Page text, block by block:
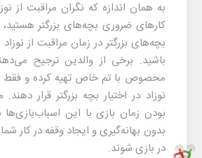
به همان اندازه که نگران مراقبت از
کارهای ضروری بچه‌های بزرگتر هستید،
بچه‌های بزرگتر در زمان مراقبت از نوزاد
باشید. برخی از والدین ترجیح
مخصوص با تم خاص تهیه کرده و فقط
نوزاد در اختیار بچه بزرگتر قرار
بودن زمان بازی با این
بدون بهانه‌گیری و ایجاد وقفه در کار
در بازی شوند.